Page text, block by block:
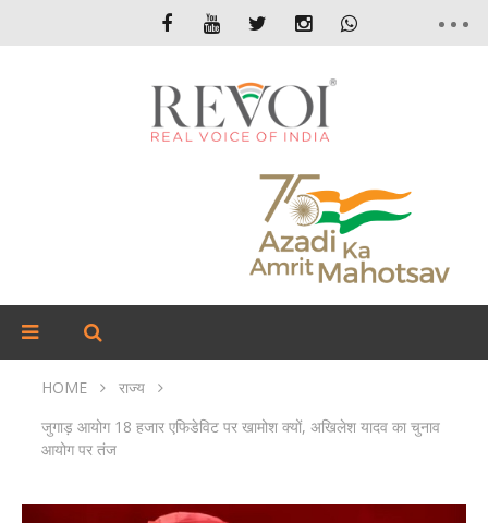
HOME
राज्य
जुगाड़ आयोग 18 हजार एफिडेविट पर खामोश क्यों, अखिलेश यादव का चुनाव
आयोग पर तंज